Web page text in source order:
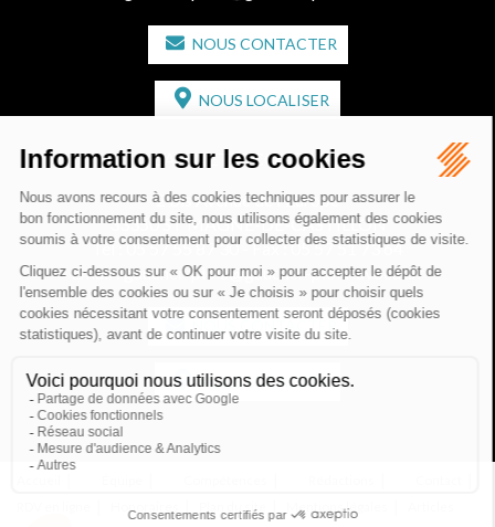
NOUS CONTACTER
NOUS LOCALISER
CABINET SECONDAIRE
2 bis Avenue de l'Europe
33350 ST MAGNE-DE-CASTILLON
Tél :05 57 55 87 30 - Fax : 05 57 51 73 64
Email :gaucher-piola@gaucher-piola-avocat.fr
NOUS CONTACTER
NOUS LOCALISER
Honoraires Plan du site Mentions légales